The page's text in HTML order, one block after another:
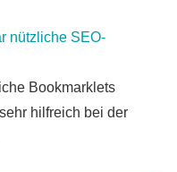
nützliche SEO-
Bookmarklets
hilfreich bei der